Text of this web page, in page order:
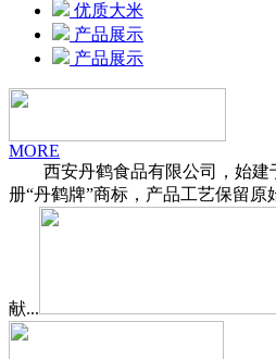
优质大米
产品展示
产品展示
MORE
西安丹鹤食品有限公司，始建于
册“丹鹤牌”商标，产品工艺保留
献...